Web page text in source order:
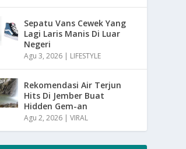
Sepatu Vans Cewek Yang
Lagi Laris Manis Di Luar
Negeri
Agu 3, 2026 | LIFESTYLE
Rekomendasi Air Terjun
Hits Di Jember Buat
Hidden Gem-an
Agu 2, 2026 |VIRAL